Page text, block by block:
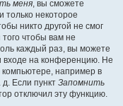
меня, вы сможете
только некоторое
никто другой не смог
чтобы вам не
каждый раз, вы можете
входе на конференцию. Не
например в
Если пункт Запомнить
отключил эту функцию.